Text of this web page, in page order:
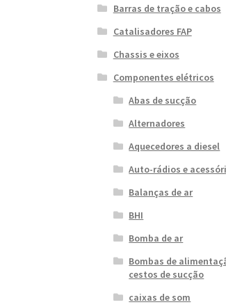
Barras de tração e cabos
Catalisadores FAP
Chassis e eixos
Componentes elétricos
Abas de sucção
Alternadores
Aquecedores a diesel
Auto-rádios e
Balanças de ar
BHI
Bomba de ar
Bombas de
cestos de sucção
caixas de som